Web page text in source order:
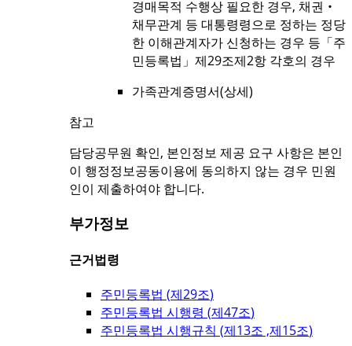
경매목적 수행상 필요한 경우, 채권‧
채무관계 등 대통령령으로 정하는 정당
한 이해관계자가 신청하는 경우 등「주
민등록법」제29조제2항 각호의 경우
가족관계증명서(상세)
참고
담당공무원 확인, 본인정보 제공 요구 사항은 본인
이 행정정보공동이용에 동의하지 않는 경우 민원
인이 제출하여야 합니다.
부가정보
근거법령
주민등록법 (제29조)
주민등록법 시행령 (제47조)
주민등록법 시행규칙 (제13조 ,제15조)